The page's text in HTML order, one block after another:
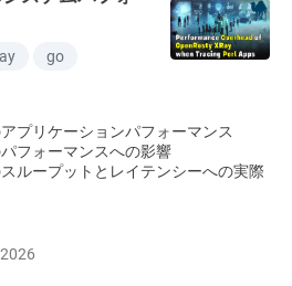
go
プリケーションパフォーマンス
フォーマンスへの影響
ループットとレイテンシーへの実際